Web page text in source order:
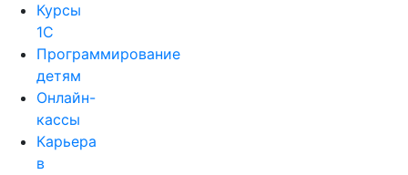
Курсы
1С
Программирование
детям
Онлайн-
кассы
Карьера
в